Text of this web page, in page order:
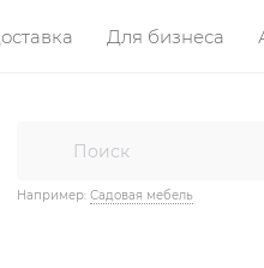
Для бизнеса
Например: Садовая мебель